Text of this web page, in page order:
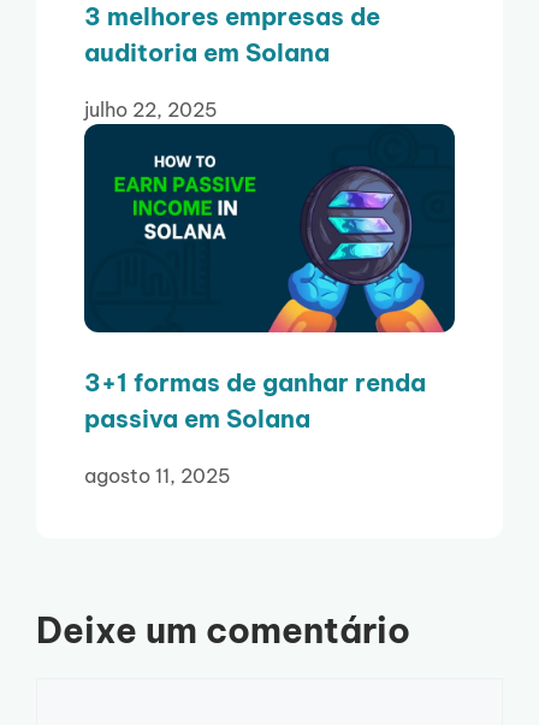
3 melhores empresas de
auditoria em Solana
julho 22, 2025
3+1 formas de ganhar renda
passiva em Solana
agosto 11, 2025
Deixe um comentário